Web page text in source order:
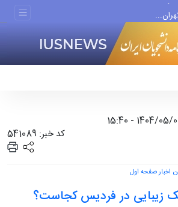
کد خبر: 541089
اخبار صفحه اول
زیبایی در فردیس کجاست؟